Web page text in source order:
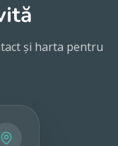
și harta pentru